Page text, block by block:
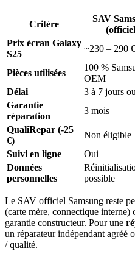
Critère
SAV
Prix écran Galaxy
S25
~230 – 290 €
Pièces utilisées
100 %
OEM
Délai
3 à 7 jours
Garantie
réparation
3 mois
QualiRepar (-25
€)
Non éligible
Suivi en ligne
Oui
Données
personnelles
possible
Le SAV officiel Samsung reste
(carte mère, connectique interne)
garantie constructeur. Pour une
un réparateur indépendant agréé
/ qualité.